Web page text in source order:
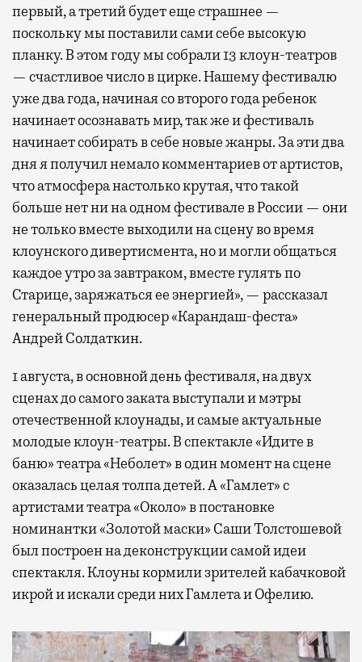
первый, а третий будет еще страшнее —
поскольку мы поставили сами себе высокую
планку. В этом году мы собрали 13 клоун-театров
— счастливое число в цирке. Нашему фестивалю
уже два года, начиная со второго года ребенок
начинает осознавать мир, так же и фестиваль
начинает собирать в себе новые жанры. За эти два
дня я получил немало комментариев от артистов,
что атмосфера настолько крутая, что такой
больше нет ни на одном фестивале в России — они
не только вместе выходили на сцену во время
клоунского дивертисмента, но и могли общаться
каждое утро за завтраком, вместе гулять по
Старице, заряжаться ее энергией», — рассказал
генеральный продюсер «Карандаш-феста»
Андрей Солдаткин.
1 августа, в основной день фестиваля, на двух
сценах до самого заката выступали и мэтры
отечественной клоунады, и самые актуальные
молодые клоун-театры. В спектакле «Идите в
баню» театра «Неболет» в один момент на сцене
оказалась целая толпа детей. А «Гамлет» с
артистами театра «Около» в постановке
номинантки «Золотой маски» Саши Толстошевой
был построен на деконструкции самой идеи
спектакля. Клоуны кормили зрителей кабачковой
икрой и искали среди них Гамлета и Офелию.